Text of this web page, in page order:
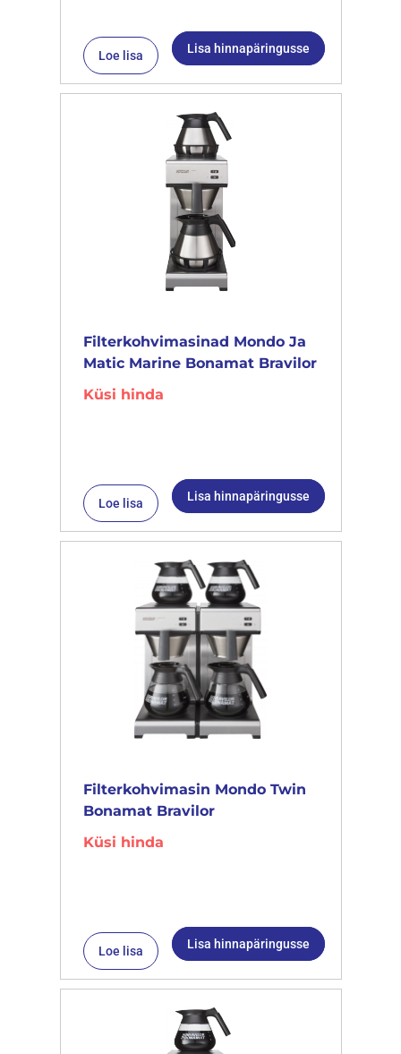
Loe lisa Lisa hinnapäringusse
Filterkohvimasinad Mondo Ja
Matic Marine Bonamat Bravilor
Küsi hinda
Loe lisa Lisa hinnapäringusse
Filterkohvimasin Mondo Twin
Bonamat Bravilor
Küsi hinda
Loe lisa Lisa hinnapäringusse